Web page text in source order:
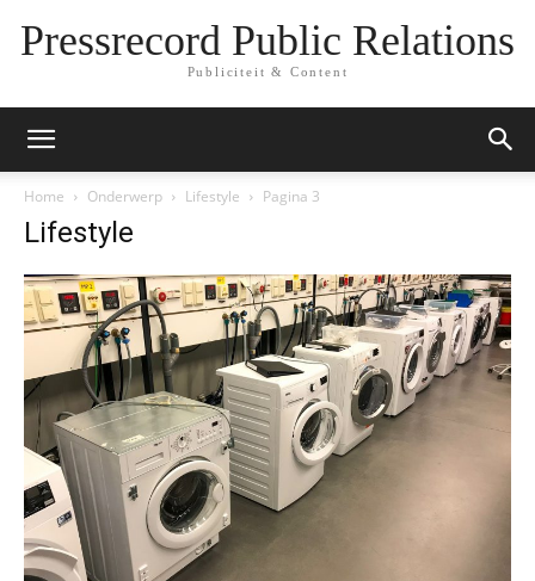
Pressrecord Public Relations
Publiciteit & Content
Home Onderwerp Lifestyle Pagina 3
Lifestyle